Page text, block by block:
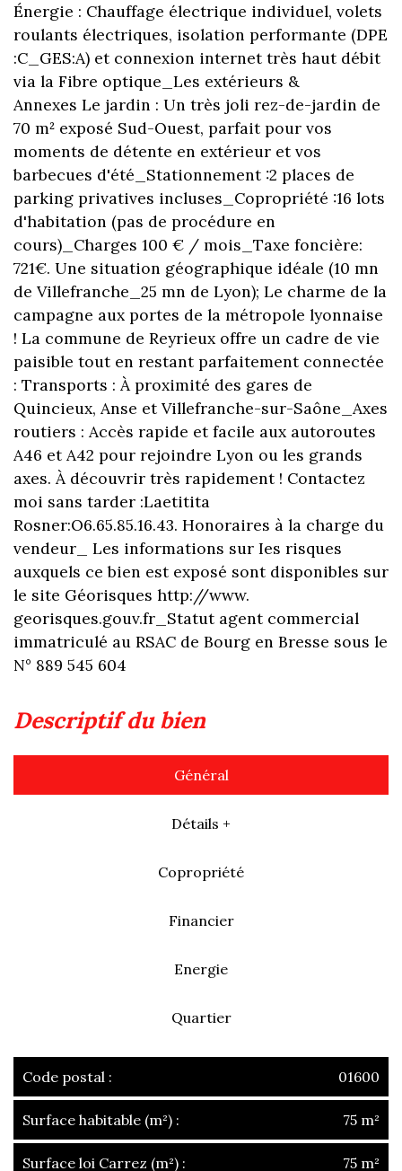
Énergie : Chauffage électrique individuel, volets
roulants électriques, isolation performante (DPE
:C_GES:A) et connexion internet très haut débit
via la Fibre optique_Les extérieurs &
Annexes Le jardin : Un très joli rez-de-jardin de
70 m² exposé Sud-Ouest, parfait pour vos
moments de détente en extérieur et vos
barbecues d'été_Stationnement :2 places de
parking privatives incluses_Copropriété :16 lots
d'habitation (pas de procédure en
cours)_Charges 100 € / mois_Taxe foncière:
721€. Une situation géographique idéale (10 mn
de Villefranche_25 mn de Lyon); Le charme de la
campagne aux portes de la métropole lyonnaise
! La commune de Reyrieux offre un cadre de vie
paisible tout en restant parfaitement connectée
: Transports : À proximité des gares de
Quincieux, Anse et Villefranche-sur-Saône_Axes
routiers : Accès rapide et facile aux autoroutes
A46 et A42 pour rejoindre Lyon ou les grands
axes. À découvrir très rapidement ! Contactez
moi sans tarder :Laetitita
Rosner:O6.65.85.16.43. Honoraires à la charge du
vendeur_ Les informations sur Ies risques
auxquels ce bien est exposé sont disponibles sur
le site Géorisques http://www.
georisques.gouv.fr_Statut agent commercial
immatriculé au RSAC de Bourg en Bresse sous le
N° 889 545 604
descriptif du bien
Général
Détails +
Copropriété
Financier
Energie
Quartier
Code postal : 01600
Surface habitable (m²) : 75 m²
Surface loi Carrez (m²) : 75 m²